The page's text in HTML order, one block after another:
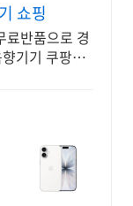
쇼핑
료반품으로 경
기기 쿠팡에